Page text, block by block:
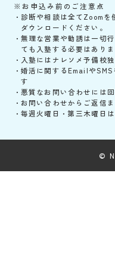
※お申込み前のご注意点
診断や相談は全てZoomを
ダウンロードください。
無理な営業や勧誘は一切
ても入塾する必要はありま
入塾にはナレソメ予備校
婚活に関するEmailや
す
悪質なお問い合わせには
お問い合わせからご返信
毎週火曜日・第三木曜日は
©